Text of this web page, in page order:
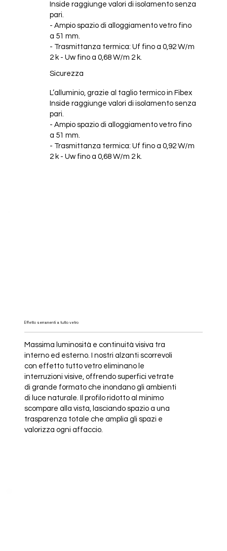
Inside raggiunge valori di isolamento senza
pari.
- Ampio spazio di alloggiamento vetro fino
a 51 mm.
- Trasmittanza termica: Uf fino a 0,92 W/m
2 k - Uw fino a 0,68 W/m 2 k.
Sicurezza
L’alluminio, grazie al taglio termico in Fibex
Inside raggiunge valori di isolamento senza
pari.
- Ampio spazio di alloggiamento vetro fino
a 51 mm.
- Trasmittanza termica: Uf fino a 0,92 W/m
2 k - Uw fino a 0,68 W/m 2 k.
Effetto serramenti a tutto vetro
Massima luminosità e continuità visiva tra
interno ed esterno. I nostri alzanti scorrevoli
con effetto tutto vetro eliminano le
interruzioni visive, offrendo superfici vetrate
di grande formato che inondano gli ambienti
di luce naturale. Il profilo ridotto al minimo
scompare alla vista, lasciando spazio a una
trasparenza totale che amplia gli spazi e
valorizza ogni affaccio.